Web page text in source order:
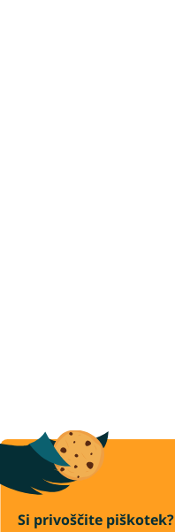
Si privoščite piškotek?